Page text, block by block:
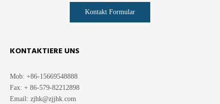
Kontakt Formular
KONTAKTIERE UNS
Mob: +86-15669548888
Fax: + 86-579-82212898
Email: zjhk@zjjhk.com